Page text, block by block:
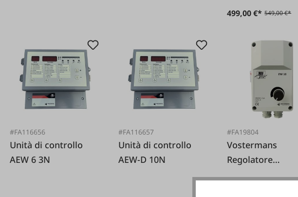
499,00 €* 549,00 €*
#FA116656
Unità di controllo
AEW 6 3N
#FA116657
Unità di controllo
AEW-D 10N
#FA19804
Vostermans
Regolatore
elettronico di